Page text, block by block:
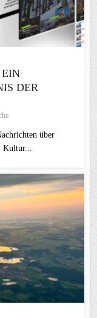
EIN
DER
über
Kultur...